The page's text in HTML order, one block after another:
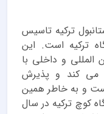
1993 در شهر استانبول ترکیه تاسیس
ترکیه است. این
و داخلی با
می کند و پذیرش
و به خاطر همین
کوچ ترکیه در سال